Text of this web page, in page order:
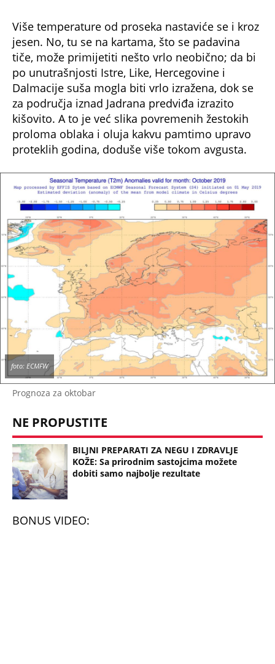
Više temperature od proseka nastaviće se i kroz
jesen. No, tu se na kartama, što se padavina
tiče, može primijetiti nešto vrlo neobično; da bi
po unutrašnjosti Istre, Like, Hercegovine i
Dalmacije suša mogla biti vrlo izražena, dok se
za područja iznad Jadrana predviđa izrazito
kišovito. A to je već slika povremenih žestokih
proloma oblaka i oluja kakvu pamtimo upravo
proteklih godina, doduše više tokom avgusta.
Prognoza za oktobar
foto: ECMFW
NE PROPUSTITE
BILJNI PREPARATI ZA NEGU I ZDRAVLJE
KOŽE: Sa prirodnim sastojcima možete
dobiti samo najbolje rezultate
BONUS VIDEO: